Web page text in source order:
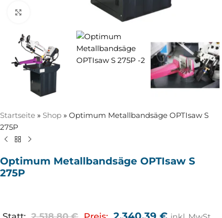
Zum Vergrößern anklicken
Startseite » Shop » Optimum Metallbandsäge OPTIsaw S
275P
Optimum Metallbandsäge OPTIsaw S
275P